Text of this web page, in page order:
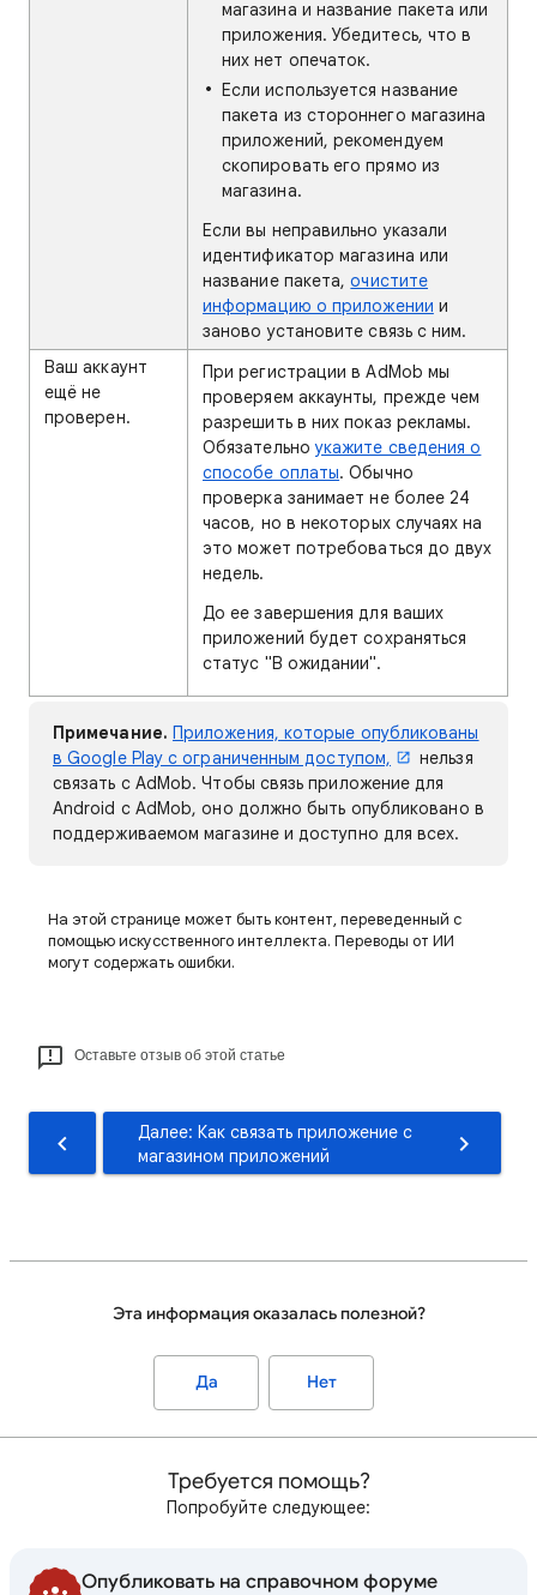
магазина и название пакета или
приложения. Убедитесь, что в
них нет опечаток.
Если используется название
пакета из стороннего магазина
приложений, рекомендуем
скопировать его прямо из
магазина.
Если вы неправильно указали
идентификатор магазина или
название пакета,очистите
информацию о приложении и
заново установите связь с ним.
Ваш аккаунт
ещё не
проверен.
При регистрации в AdMob мы
проверяем аккаунты, прежде чем
разрешить в них показ рекламы.
Обязательноукажите сведения о
способе оплаты. Обычно
проверка занимает не более 24
часов, но в некоторых случаях на
это может потребоваться до двух
недель.
До ее завершения для ваших
приложений будет сохраняться
статус "В ожидании".
Примечание. Приложения, которые опубликованы
в Google Play с ограниченным доступом,
нельзя
связать с AdMob. Чтобы связь приложение для
Android с AdMob, оно должно быть опубликовано в
поддерживаемом магазине и доступно для всех.
На этой странице может быть контент, переведенный с
помощью искусственного интеллекта. Переводы от ИИ
могут содержать ошибки.
Оставьте отзыв об этой статье
Далее: Как связать приложение с
магазином приложений
Эта информация оказалась полезной?
Да Нет
Требуется помощь?
Попробуйте следующее:
Опубликовать на справочном форуме